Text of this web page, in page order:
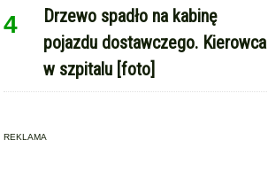
4
Drzewo spadło na kabinę
pojazdu dostawczego. Kierowca
w szpitalu [foto]
REKLAMA